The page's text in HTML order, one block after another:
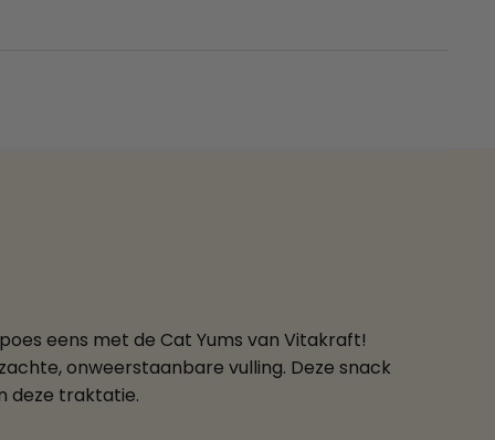
eens met de Cat Yums van Vitakraft!
onweerstaanbare vulling. Deze snack
deze traktatie.